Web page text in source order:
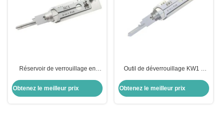
Réservoir de verrouillage en
Obtenez le meilleur prix
Outil de déverrouillage KW1 5
Obtenez le meilleur prix